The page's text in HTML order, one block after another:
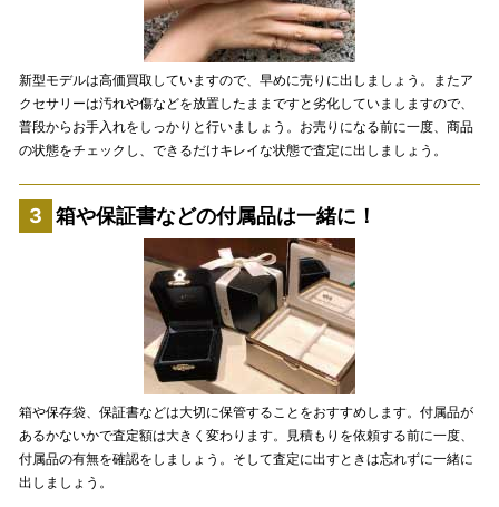
新型モデルは高価買取していますので、早めに売りに出しましょう。またア
クセサリーは汚れや傷などを放置したままですと劣化していましますので、
普段からお手入れをしっかりと行いましょう。お売りになる前に一度、商品
の状態をチェックし、できるだけキレイな状態で査定に出しましょう。
箱や保証書などの付属品は一緒に！
箱や保存袋、保証書などは大切に保管することをおすすめします。付属品が
あるかないかで査定額は大きく変わります。見積もりを依頼する前に一度、
付属品の有無を確認をしましょう。そして査定に出すときは忘れずに一緒に
出しましょう。